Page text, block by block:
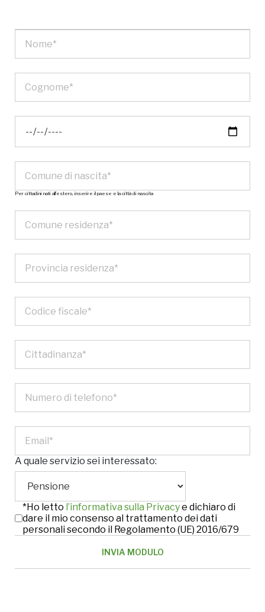
Per cittadini nati all’estero, inserire il paese e la città di nascita
A quale servizio sei interessato:
*Ho letto l’informativa sulla Privacye dichiaro di
dare il mio consenso al trattamento dei dati
personali secondo il Regolamento (UE) 2016/679